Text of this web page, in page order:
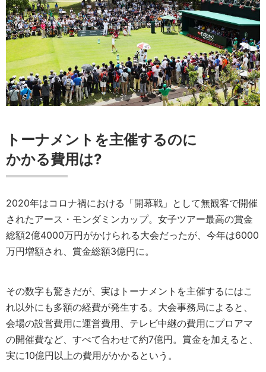
トーナメントを主催するのに
かかる費用は?
2020年はコロナ禍における「開幕戦」として無観客で開催
されたアース・モンダミンカップ。女子ツアー最高の賞金
総額2億4000万円がかけられる大会だったが、今年は6000
万円増額され、賞金総額3億円に。
その数字も驚きだが、実はトーナメントを主催するにはこ
れ以外にも多額の経費が発生する。大会事務局によると、
会場の設営費用に運営費用、テレビ中継の費用にプロアマ
の開催費など、すべて合わせて約7億円。賞金を加えると、
実に10億円以上の費用がかかるという。